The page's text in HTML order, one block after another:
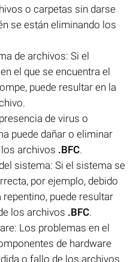
o carpetas sin darse
se están eliminando los
de archivos: Si el
el que se encuentra el
puede resultar en la
de virus o
puede dañar o eliminar
archivos .BFC.
sistema: Si el sistema se
por ejemplo, debido
puede resultar
los archivos .BFC.
Los problemas en el
de hardware
o fallo de los archivos